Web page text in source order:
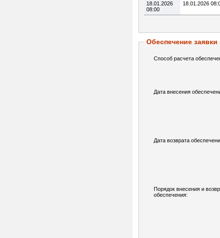
18.01.2026
08:00
18.01.2026
Обеспечение заявки
Способ расчета
Дата внесения
Дата возврата
Порядок внесения и
обеспечения: